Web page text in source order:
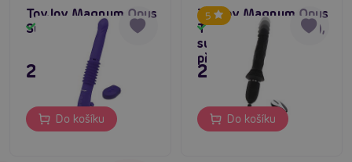
ToyJoy Magnum Opus
Supreme Thruster 2
2 895 Kč
Do košíku
5
ToyJoy Magnum Opus
Thruster Pro (Black),
super vibrátor s
přísavkou
Skladem
2 995 Kč
Do košíku